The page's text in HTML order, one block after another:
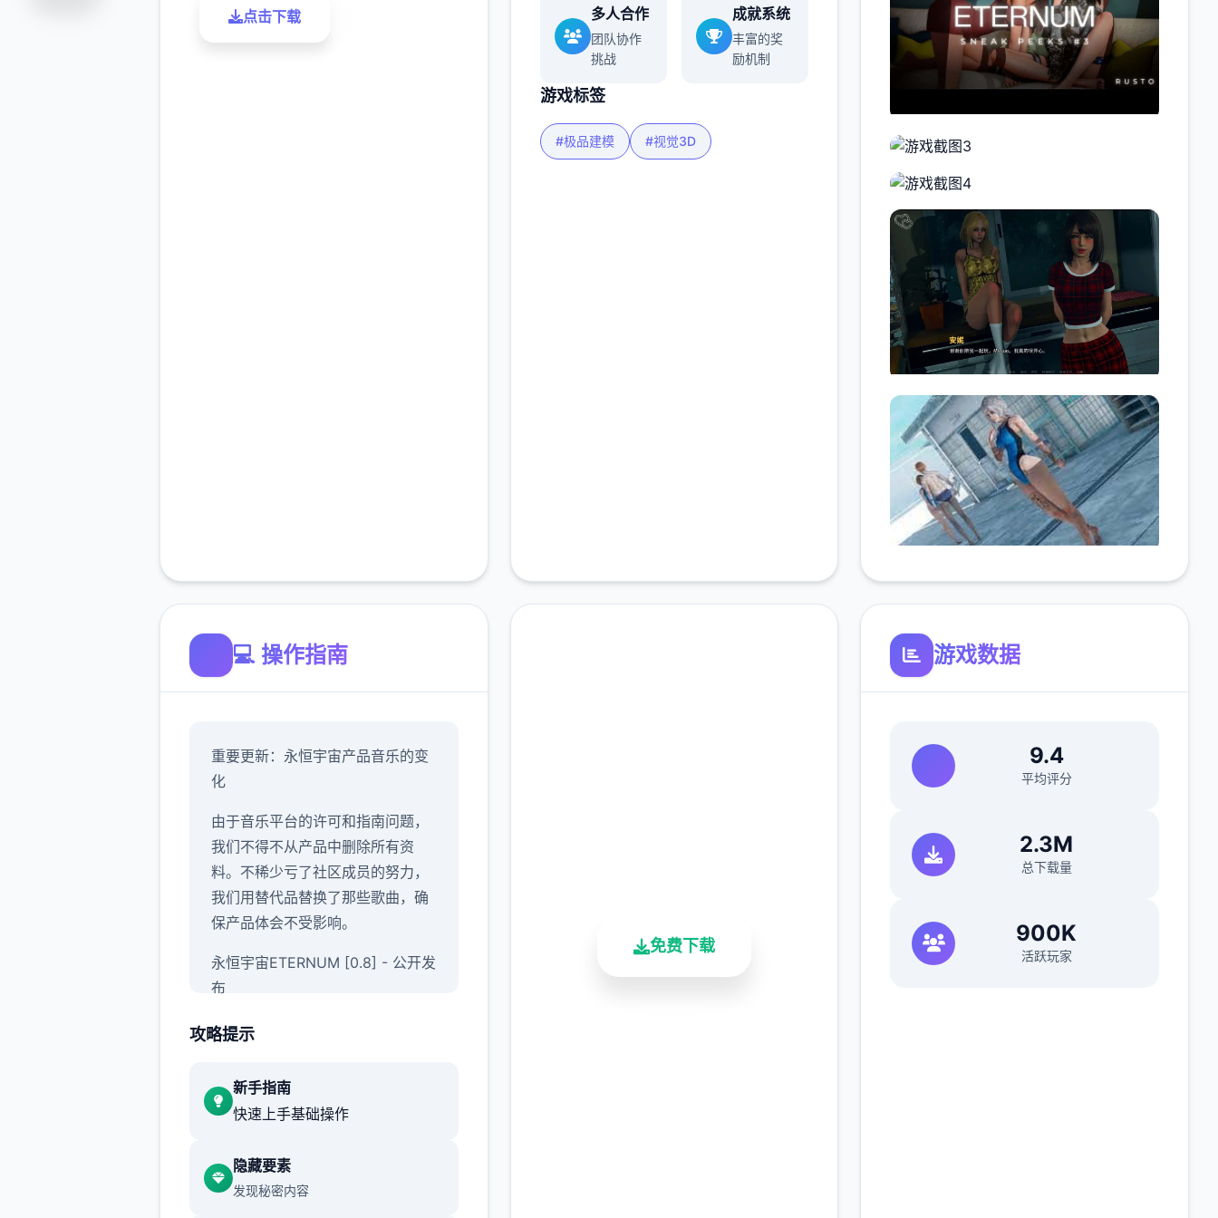
点击下载 多人合作
团队协作
挑战
成就系统
丰富的奖
励机制
游戏标签
#极品建模 #视觉3D
💻 操作指南
重要更新：永恒宇宙产品音乐的变
化
由于音乐平台的许可和指南问题，
我们不得不从产品中删除所有资
料。不稀少亏了社区成员的努力，
我们用替代品替换了那些歌曲，确
保产品体会不受影响。
永恒宇宙ETERNUM [0.8] - 公开发
布
感谢大家的参与并玩得开心！希望
版已面向所有体会者开放，带来总
共新产品资料和技术优化。
更日志和发布日期
攻略提示
新手指南
快速上手基础操作
隐藏要素
发现秘密内容
免费下载
游戏数据
9.4
平均评分
2.3M
总下载量
900K
活跃玩家